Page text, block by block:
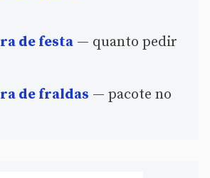
de festa — quanto pedir
de fraldas — pacote no